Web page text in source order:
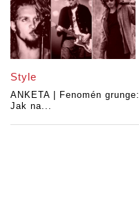
Style
ANKETA | Fenomén grunge:
Jak na...